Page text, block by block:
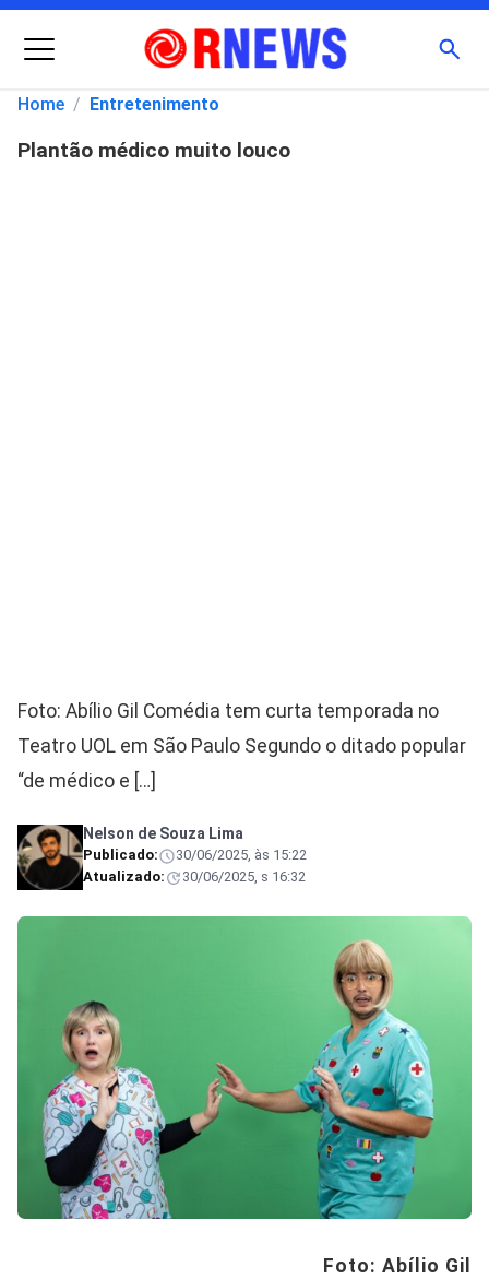
Menu
Pesquisar
Home / Entretenimento
Plantão médico muito louco
Foto: Abílio Gil Comédia tem curta temporada no
Teatro UOL em São Paulo Segundo o ditado popular
“de médico e […]
Nelson de Souza Lima
Publicado:
30/06/2025, às 15:22
Atualizado:
30/06/2025, s 16:32
Foto: Abílio Gil